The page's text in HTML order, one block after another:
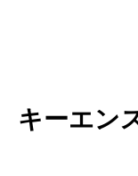
キーエン